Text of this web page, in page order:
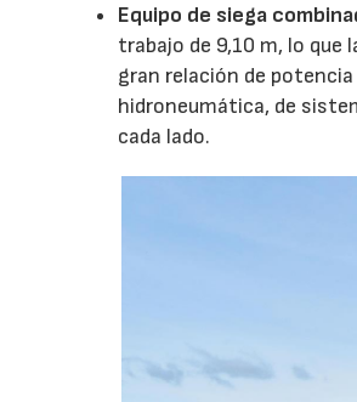
Equipo de siega
trabajo de 9,10 m, lo que
gran relación de
hidroneumática, de
cada lado.